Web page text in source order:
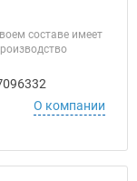
составе имеет
О компании